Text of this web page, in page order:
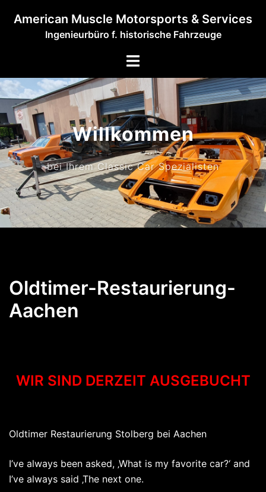
InhaltAmerican Muscle Motorsports & Services
Ingenieurbüro f. historische Fahrzeuge
Menü
Willkommen
bei Ihrem Classic Car Spezialisten
Oldtimer-Restaurierung-
Aachen
WIR SIND DERZEIT AUSGEBUCHT
Oldtimer Restaurierung Stolberg bei Aachen
I’ve always been asked, ‚What is my favorite car?‘ and
I’ve always said ‚The next one.